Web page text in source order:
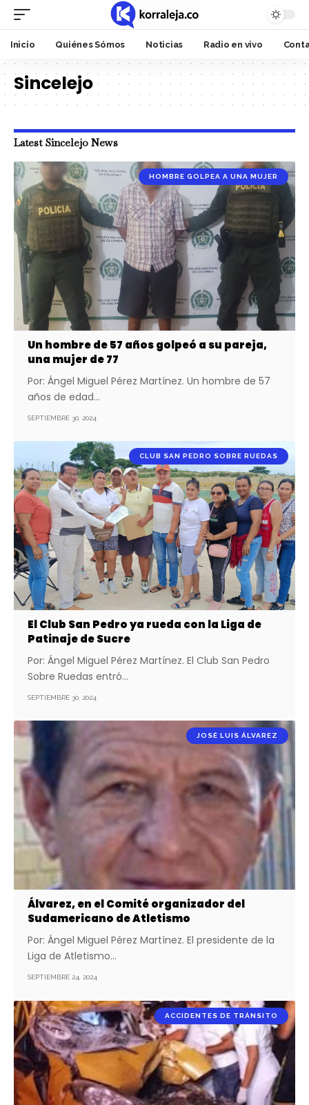
Inicio Quiénes Sómos Noticias Radio en vivo
Sincelejo
Latest Sincelejo News
HOMBRE GOLPEA A UNA MUJER
Un hombre de 57 años golpeó a su pareja,
una mujer de 77
Por: Ángel Miguel Pérez Martínez. Un hombre de 57
años de edad…
SEPTIEMBRE 30, 2024
CLUB SAN PEDRO SOBRE RUEDAS
El Club San Pedro ya rueda con la Liga de
Patinaje de Sucre
Por: Ángel Miguel Pérez Martínez. El Club San Pedro
Sobre Ruedas entró…
SEPTIEMBRE 30, 2024
JOSÉ LUIS ÁLVAREZ
Álvarez, en el Comité organizador del
Sudamericano de Atletismo
Por: Ángel Miguel Pérez Martínez. El presidente de la
Liga de Atletismo…
SEPTIEMBRE 24, 2024
ACCIDENTES DE TRÁNSITO